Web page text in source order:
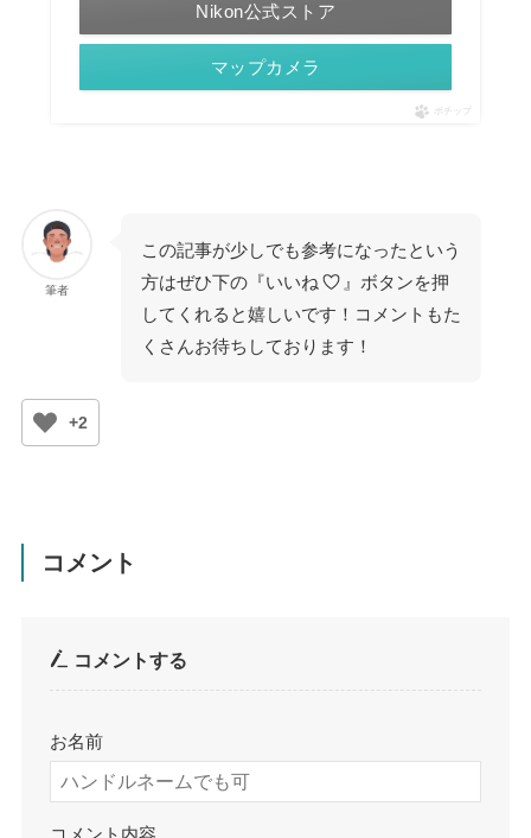
Nikon公式ストア
マップカメラ
ポチップ
筆者
この記事が少しでも参考になったという
方はぜひ下の『いいね
』ボタンを押
してくれると嬉しいです！コメントもた
くさんお待ちしております！
+2
コメント
コメントする
お名前